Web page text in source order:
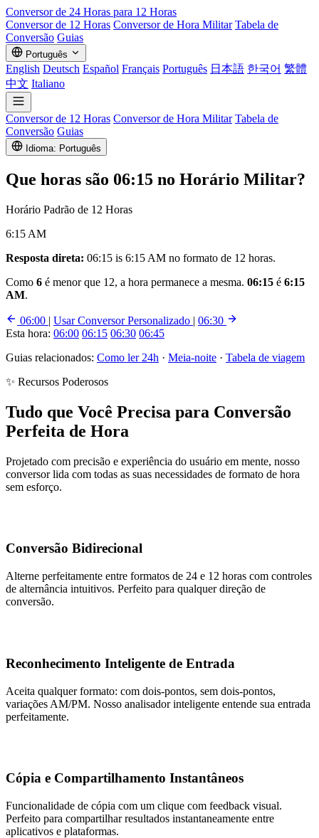
Conversor de 24 Horas para 12 Horas
Conversor de 12 Horas Conversor de Hora Militar Tabela de
Conversão Guias
Português
English Deutsch Español Français Português 日本語 한국어 繁體
中文 Italiano
Conversor de 12 Horas Conversor de Hora Militar Tabela de
Conversão Guias
Idioma: Português
Que horas são 06:15 no Horário Militar?
Horário Padrão de 12 Horas
6:15 AM
Resposta direta: 06:15 is 6:15 AM no formato de 12 horas.
Como 6 é menor que 12, a hora permanece a mesma. 06:15 é 6:15
AM.
06:00 | Usar Conversor Personalizado | 06:30
Esta hora: 06:00 06:15 06:30 06:45
Guias relacionados: Como ler 24h · Meia-noite · Tabela de viagem
✨ Recursos Poderosos
Tudo que Você Precisa para Conversão
Perfeita de Hora
Projetado com precisão e experiência do usuário em mente, nosso
conversor lida com todas as suas necessidades de formato de hora
sem esforço.
Conversão Bidirecional
Alterne perfeitamente entre formatos de 24 e 12 horas com controles
de alternância intuitivos. Perfeito para qualquer direção de
conversão.
Reconhecimento Inteligente de Entrada
Aceita qualquer formato: com dois-pontos, sem dois-pontos,
variações AM/PM. Nosso analisador inteligente entende sua entrada
perfeitamente.
Cópia e Compartilhamento Instantâneos
Funcionalidade de cópia com um clique com feedback visual.
Perfeito para compartilhar resultados instantaneamente entre
aplicativos e plataformas.